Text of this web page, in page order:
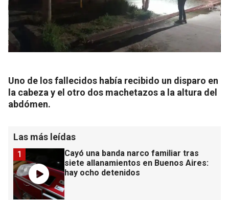
Uno de los fallecidos había recibido un disparo en
la cabeza y el otro dos machetazos a la altura del
abdómen.
Las más leídas
Cayó una banda narco familiar tras
siete allanamientos en Buenos Aires:
hay ocho detenidos
1